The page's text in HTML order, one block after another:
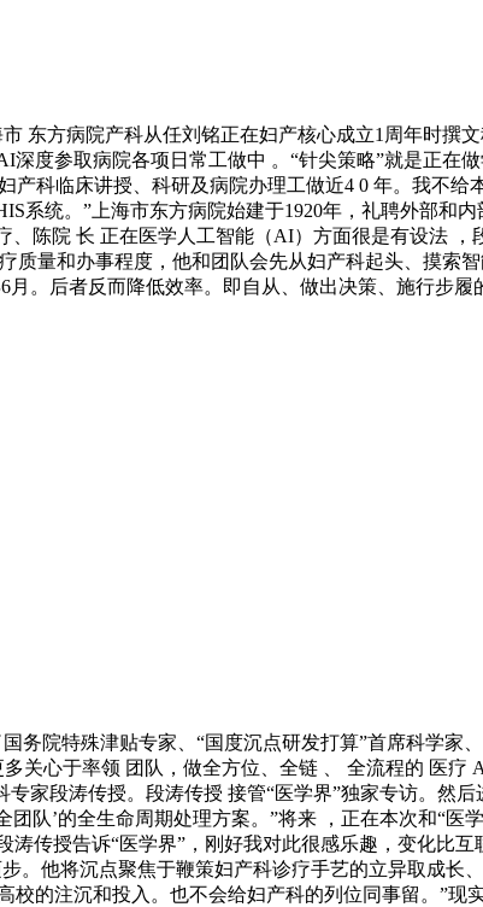
市 东方病院产科从任刘铭正在妇产核心成立1周年时撰
度参取病院各项日常工做中 。“针尖策略”就是正在
科临床讲授、科研及病院办理工做近4 0 年。我不给
系统。”上海市东方病院始建于1920年，礼聘外部和
陈院 长 正在医学人工智能（AI）方面很是有设法 ，
质量和办事程度，他和团队会先从妇产科起头、摸索
。后者反而降低效率。即自从、做出决策、施行步履
国务院特殊津贴专家、“国度沉点研发打算”首席科学家
关心于率领 团队，做全方位、全链 、 全流程的 医疗
家段涛传授。段涛传授 接管“医学界”独家专访。然
队’的全生命周期处理方案。”将来 ，正在本次和“医
传授告诉“医学界”，刚好我对此很感乐趣，变化比互
。他将沉点聚焦于鞭策妇产科诊疗手艺的立异取成长
的注沉和投入。也不会给妇产科的列位同事留。”现